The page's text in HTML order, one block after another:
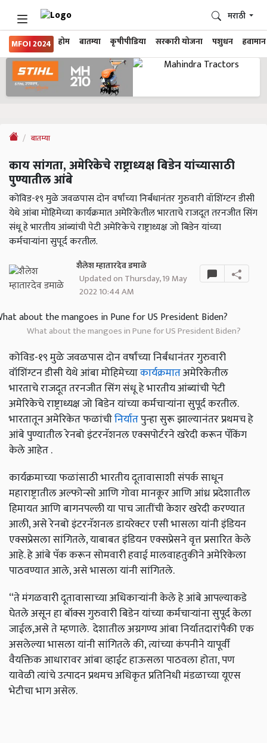
MFOI 2024 होम बातम्या कृषीपीडिया सरकारी योजना पशुधन हवामान
मराठी
बातम्या
काय सांगता, अमेरिकेचे राष्ट्राध्यक्ष बिडेन यांच्यासाठी
पुण्यातील आंबे
कोविड-१९ मुळे जवळपास दोन वर्षांच्या निर्बंधानंतर गुरुवारी वॉशिंग्टन डीसी
येथे आंबा मोहिमेच्या कार्यक्रमात अमेरिकेतील भारताचे राजदूत तरनजीत सिंग
संधू हे भारतीय आंब्यांची पेटी अमेरिकेचे राष्ट्राध्यक्ष जो बिडेन यांच्या
कर्मचाऱ्यांना सुपूर्द करतील.
शैलेश म्हातारदेव डमाळे
Updated on Thursday, 19 May
2022 10:44 AM
What about the mangoes in Pune for US President Biden?
कोविड-१९ मुळे जवळपास दोन वर्षांच्या निर्बंधानंतर गुरुवारी
वॉशिंग्टन डीसी येथे आंबा मोहिमेच्याकार्यक्रमातअमेरिकेतील
भारताचे राजदूत तरनजीत सिंग संधू हे भारतीय आंब्यांची पेटी
अमेरिकेचे राष्ट्राध्यक्ष जो बिडेन यांच्या कर्मचाऱ्यांना सुपूर्द करतील.
भारतातून अमेरिकेत फळांचीनिर्यातपुन्हा सुरू झाल्यानंतर प्रथमच हे
आंबे पुण्यातील रेनबो इंटरनॅशनल एक्सपोर्टरने खरेदी करून पॅकिंग
केले आहेत .
कार्यक्रमाच्या फळांसाठी भारतीय दूतावासाशी संपर्क साधून
महाराष्ट्रातील अल्फोन्सो आणि गोवा मानकूर आणि आंध्र प्रदेशातील
हिमायत आणि बागनपल्ली या पाच जातींची केशर खरेदी करण्यात
आली,असे रेनबो इंटरनॅशनल डायरेक्टर एसी भासला यांनी इंडियन
एक्सप्रेसला सांगितले, याबाबत इंडियन एक्सप्रेसने वृत्त प्रसारित केले
आहे.हे आंबे पॅक करून सोमवारी हवाई मालवाहतुकीने अमेरिकेला
पाठवण्यात आले,असे भासला यांनी सांगितले.
“ते मंगळवारी दूतावासाच्या अधिकार्‍यांनी केले हे आंबे आपल्याकडे
घेतले असून हा बॉक्स गुरुवारी बिडेन यांच्या कर्मचार्‍यांना सुपूर्द केला
जाईल,असे ते म्हणाले. देशातील अग्रगण्य आंबा निर्यातदारांपैकी एक
असलेल्या भासला यांनी सांगितले की, त्यांच्या कंपनीने यापूर्वी
वैयक्तिक आधारावर आंबा व्हाईट हाऊसला पाठवला होता, पण
यावेळी त्यांचे उत्पादन प्रथमच अधिकृत प्रतिनिधी मंडळाच्या यूएस
भेटीचा भाग असेल.